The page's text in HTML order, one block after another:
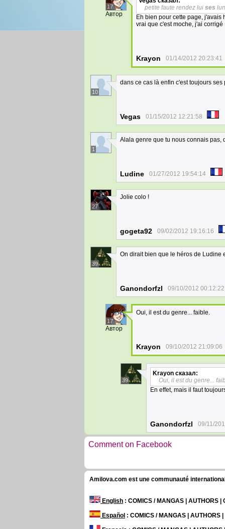
17
Автор
petite faute rendez lui ses
Eh bien pour cette page,
vrai que c'est moche, j'ai corrigé
Krayon 01/14/2012 20:23:41
10
dans ce cas là enfin c'est toujours
Vegas 01/15/2012 12:21:58
1
Alala genre que tu nous connais pas,
Ludine 01/27/2012 19:54:14
27
Jolie colo !
gogeta92 09/02/2012 19:16:16
39
On dirait bien que le héros de Ludine
Ganondorfzl 09/10/2012 00:12:22
17
Автор
Oui, il est du genre... faible.
Krayon 09/10/2012 21:09:06
39
Krayon сказал:
Oui, il est du genre...
En effet, mais il faut
Ganondorfzl 09/11/
Comment on Facebook
Amilova.com est une communauté
English : COMICS / MANGAS | AUTHORS |
Español : COMICS / MANGAS | AUTHORS